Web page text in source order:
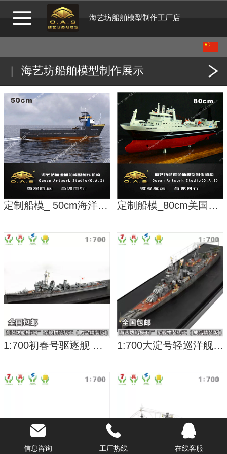
海艺坊船舶模型制作工厂店
海艺坊船舶模型制作展示
定制船模_ 50cm海洋工程船H船模_海艺坊模型工厂 定制船模_80cm美国远洋捕鲸船模型_海艺坊模型工厂
1:700初春号驱逐舰 军舰船模制作 船舶模型 海艺坊定做 1:700大淀号轻巡洋舰 军舰船舶订制订做 海艺坊船舶模型
信息咨询 工厂热线 在线客服